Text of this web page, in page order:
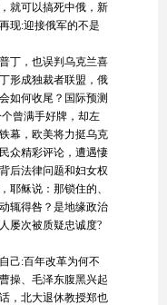
就可以搞死中俄，新
现:迎接俄军的不是
丁，也误判乌克兰喜
形成独裁者联盟，俄
如何收尾？国际预测
个曾满手好牌，却左
幕，欧美将力挺乌克
众精彩评论，遭遇悽
后法律问题和妇女权
耶稣说：那锁住的、
辄得咎？是地缘政治
屡次被质疑忠诚度?
己:百年改革为何不
操、毛泽东腹黑兴起
，北大退休教授郑也